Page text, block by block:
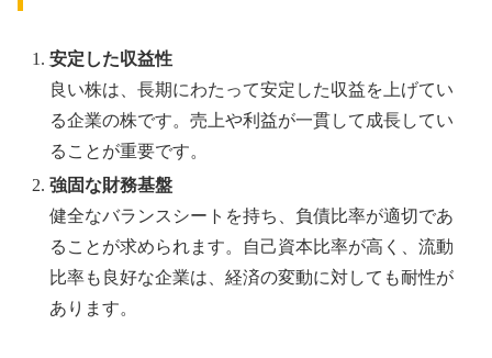
安定した収益性
良い株は、長期にわたって安定した収益を上げてい
る企業の株です。売上や利益が一貫して成長してい
ることが重要です。
強固な財務基盤
健全なバランスシートを持ち、負債比率が適切であ
ることが求められます。自己資本比率が高く、流動
比率も良好な企業は、経済の変動に対しても耐性が
あります。